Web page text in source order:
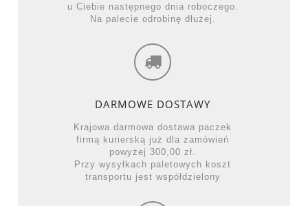
u Ciebie następnego dnia roboczego.
Na palecie odrobinę dłużej.
DARMOWE DOSTAWY
Krajowa darmowa dostawa paczek
firmą kurierską już dla zamówień
powyżej 300,00 zł.
Przy wysyłkach paletowych koszt
transportu jest współdzielony